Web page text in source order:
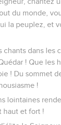
du monde,
la peuplez, et
chants dans les
! Que les
! Du sommet
!
lointaines
haut et fort !